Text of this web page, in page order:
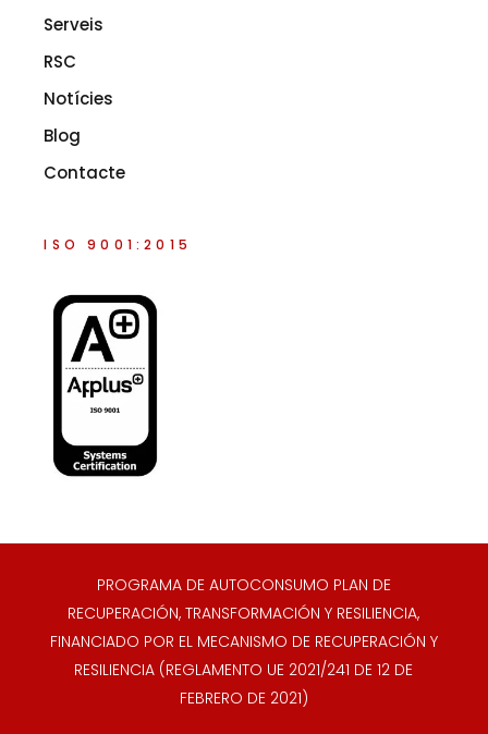
Serveis
RSC
Notícies
Blog
Contacte
ISO 9001:2015
PROGRAMA DE AUTOCONSUMO PLAN DE
RECUPERACIÓN, TRANSFORMACIÓN Y RESILIENCIA,
FINANCIADO POR EL MECANISMO DE RECUPERACIÓN Y
RESILIENCIA (REGLAMENTO UE 2021/241 DE 12 DE
FEBRERO DE 2021)